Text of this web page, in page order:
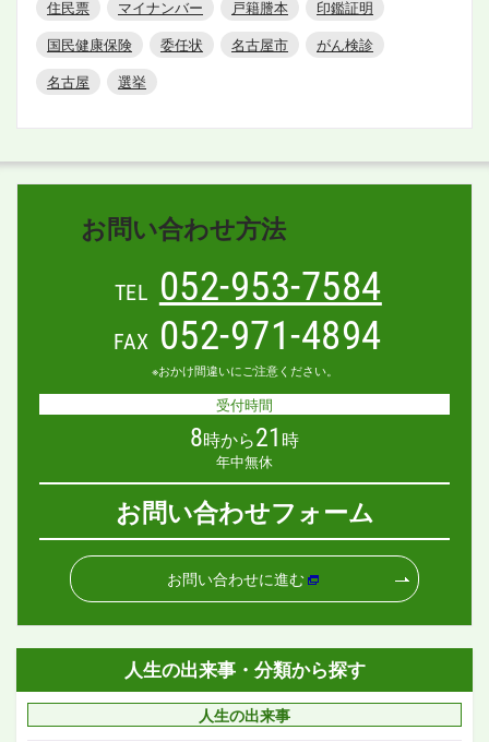
住民票 マイナンバー 戸籍謄本
印鑑証明
国民健康保険
委任状 名古屋市
がん検診
名古屋
選挙
お問い合わせ方法
TEL 052-953-7584
FAX 052-971-4894
※おかけ間違いにご注意ください。
受付時間
8時から21 時
年中無休
お問い合わせフォーム
お問い合わせに進む
人生の出来事・分類から探す
人生の出来事